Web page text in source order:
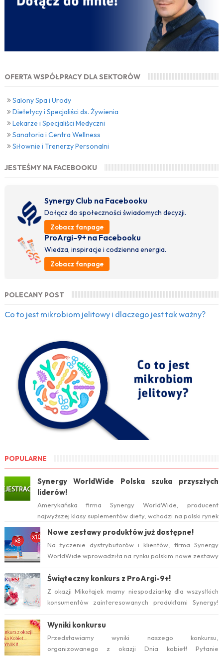
OFERTA WSPÓŁPRACY DLA SEKTORÓW
Salony Spa i Urody
Dietetycy i Specjaliści ds. Żywienia
Lekarze i Specjaliści Medyczni
Sanatoria i Centra Wellness
Siłownie i Trenerzy Personalni
JESTEŚMY NA FACEBOOKU
Synergy Club na Facebooku
Dołącz do społeczności świadomych decyzji.
Zobacz fanpage
ProArgi-9+ na Facebooku
Wiedza, inspiracje i codzienna energia.
Zobacz fanpage
POLECANY POST
Co to jest mikrobiom jelitowy i dlaczego jest tak ważny?
POPULARNE
Synergy WorldWide Polska szuka przyszłych
liderów!
Amerykańska firma Synergy WorldWide, producent
najwyższej klasy suplementów diety, wchodzi na polski rynek
już w tym roku. Serwis internetow...
Nowe zestawy produktów już dostępne!
Na życzenie dystrybutorów i klientów, firma Synergy
WorldWide wprowadziła na rynku polskim nowe zestawy
Świąteczny konkurs z ProArgi-9+!
Z okazji Mikołajek mamy niespodziankę dla wszystkich
konsumentów zainteresowanych produktami Synergy!
Wyniki konkursu
Przedstawiamy wyniki naszego konkursu,
organizowanego z okazji Dnia kobiet! Pytanie